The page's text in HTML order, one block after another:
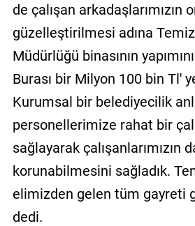
de çalışan arkadaşlarımızın
güzelleştirilmesi adına
Müdürlüğü binasının
Burası bir Milyon 100 bin Tl'
Kurumsal bir belediyecilik
personellerimize rahat bir
sağlayarak çalışanlarımızın
korunabilmesini sağladık.
elimizden gelen tüm gayreti
dedi.